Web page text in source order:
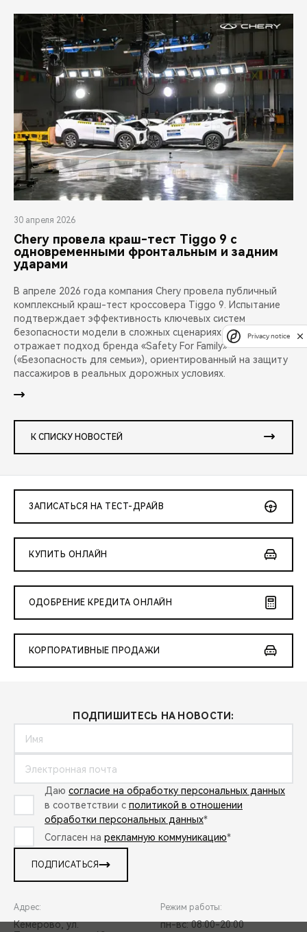
30 апреля 2026
Chery провела краш-тест Tiggo 9 с
одновременными фронтальным и задним
ударами
В апреле 2026 года компания Chery провела публичный
комплексный краш-тест кроссовера Tiggo 9. Испытание
подтверждает эффективность ключевых систем
безопасности модели в сложных сценариях аварий и
отражает подход бренда «Safety For Family»
(«Безопасность для семьи»), ориентированный на защиту
пассажиров в реальных дорожных условиях.
К СПИСКУ НОВОСТЕЙ
ЗАПИСАТЬСЯ НА ТЕСТ-ДРАЙВ
КУПИТЬ ОНЛАЙН
ОДОБРЕНИЕ КРЕДИТА ОНЛАЙН
КОРПОРАТИВНЫЕ ПРОДАЖИ
ПОДПИШИТЕСЬ НА НОВОСТИ:
Даю согласие на обработку персональных данных
в соответствии с политикой в отношении
обработки персональных данных*
Согласен на рекламную коммуникацию*
ПОДПИСАТЬСЯ
Адрес:
Кемерово, ул.
Режим работы:
пн-вс: 08:00-20:00
Privacy notice